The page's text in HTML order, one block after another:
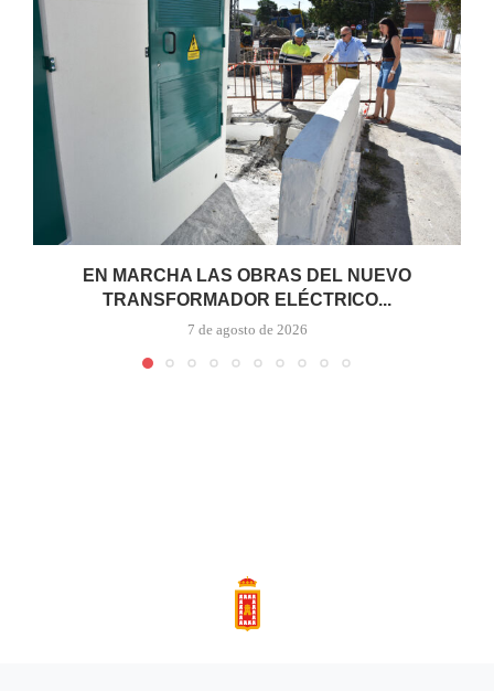
EN MARCHA LAS OBRAS DEL NUEVO
TRANSFORMADOR ELÉCTRICO...
7 de agosto de 2026